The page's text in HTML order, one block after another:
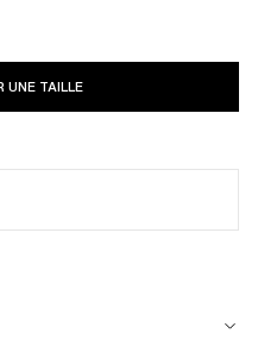
UNE TAILLE